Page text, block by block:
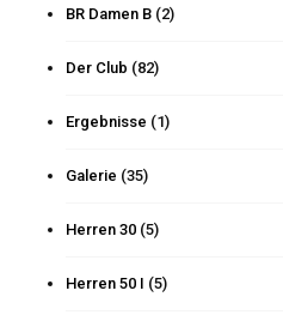
BR Damen B (2)
Der Club (82)
Ergebnisse (1)
Galerie (35)
Herren 30 (5)
Herren 50 I (5)